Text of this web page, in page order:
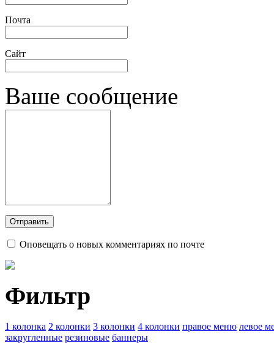
Почта
Сайт
Ваше сообщение
Оповещать о новых комментариях по почте
Фильтр
1 колонка 2 колонки 3 колонки 4 колонки правое меню левое
закругленные резиновые баннеры